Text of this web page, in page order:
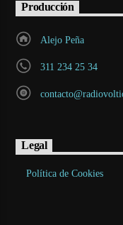
Producción
Alejo Peña
311 234 25 34
Legal
Política de Cookies